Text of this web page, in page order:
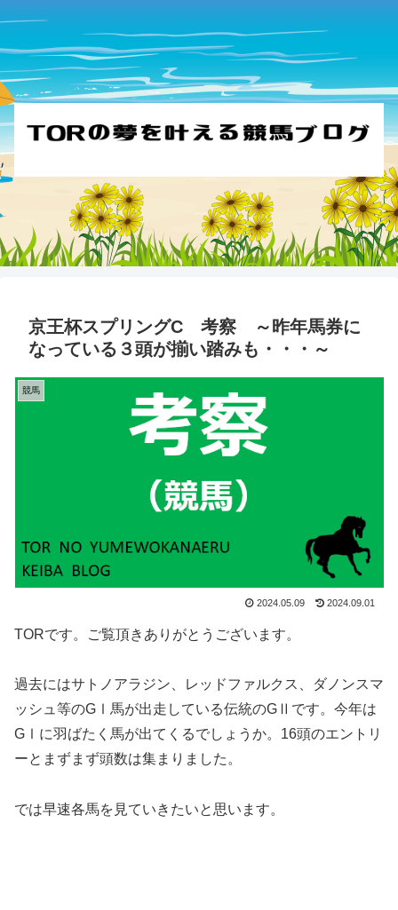
京王杯スプリングC 考察 ～昨年馬券に
なっている３頭が揃い踏みも・・・～
競馬
2024.05.09 2024.09.01
TORです。ご覧頂きありがとうございます。
過去にはサトノアラジン、レッドファルクス、ダノンスマ
ッシュ等のGⅠ馬が出走している伝統のGⅡです。今年は
GⅠに羽ばたく馬が出てくるでしょうか。16頭のエントリ
ーとまずまず頭数は集まりました。
では早速各馬を見ていきたいと思います。